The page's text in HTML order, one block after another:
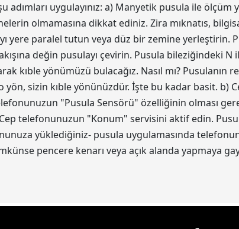
adımları uygulayınız: a) Manyetik pusula ile
olmamasına dikkat ediniz. Zira mıknatıs,
yere paralel tutun veya düz bir zemine
değin pusulayı çevirin. Pusula
kıble yönümüzü bulacağız. Nasıl mı?
yön, sizin kıble yönünüzdür. İşte bu kadar basit.
"Pusula Sensörü" özelliğinin olması
telefonunuzun "Konum" servisini aktif edin.
yüklediğiniz- pusula uygulamasında
pencere kenarı veya açık alanda yapmaya